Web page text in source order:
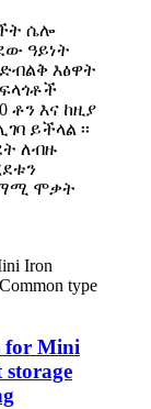
ሴሎ
ዓይነት
ድብልቅ እፅዋት
ቶን እና ከዚያ
ይችላል ፡፡
ለብዙ
ሞቃት
for Mini